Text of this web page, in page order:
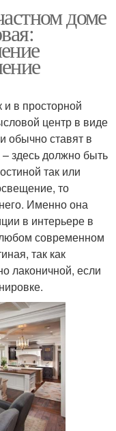
доме
и в просторной
центр в виде
обычно ставят в
– здесь должно быть
так или
то
Именно она
в интерьере в
современном
так как
лаконичной, если